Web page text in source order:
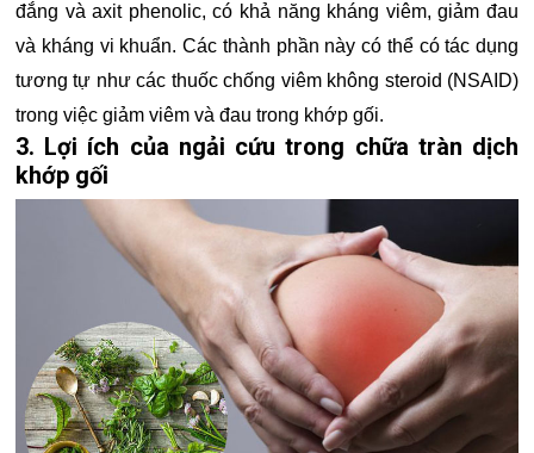
đắng và axit phenolic, có khả năng kháng viêm, giảm đau
và kháng vi khuẩn. Các thành phần này có thể có tác dụng
tương tự như các thuốc chống viêm không steroid (NSAID)
trong việc giảm viêm và đau trong khớp gối.
3. Lợi ích của ngải cứu trong chữa tràn dịch
khớp gối